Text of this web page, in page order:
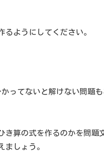
るようにしてください。
ってないと解けない問題
き算の式を作るのかを問
ましょう。